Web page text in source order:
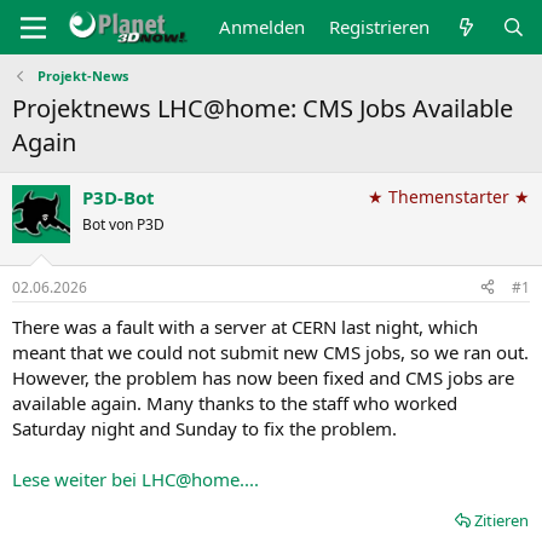
Anmelden Registrieren
Projekt-News
Projektnews LHC@home: CMS Jobs Available
Again
P3D-Bot
Bot von P3D
★ Themenstarter ★
02.06.2026 #1
There was a fault with a server at CERN last night, which
meant that we could not submit new CMS jobs, so we ran out.
However, the problem has now been fixed and CMS jobs are
available again. Many thanks to the staff who worked
Saturday night and Sunday to fix the problem.
Lese weiter bei LHC@home....
Zitieren